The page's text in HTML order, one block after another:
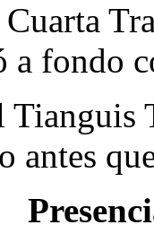
a fondo
Tianguis
antes